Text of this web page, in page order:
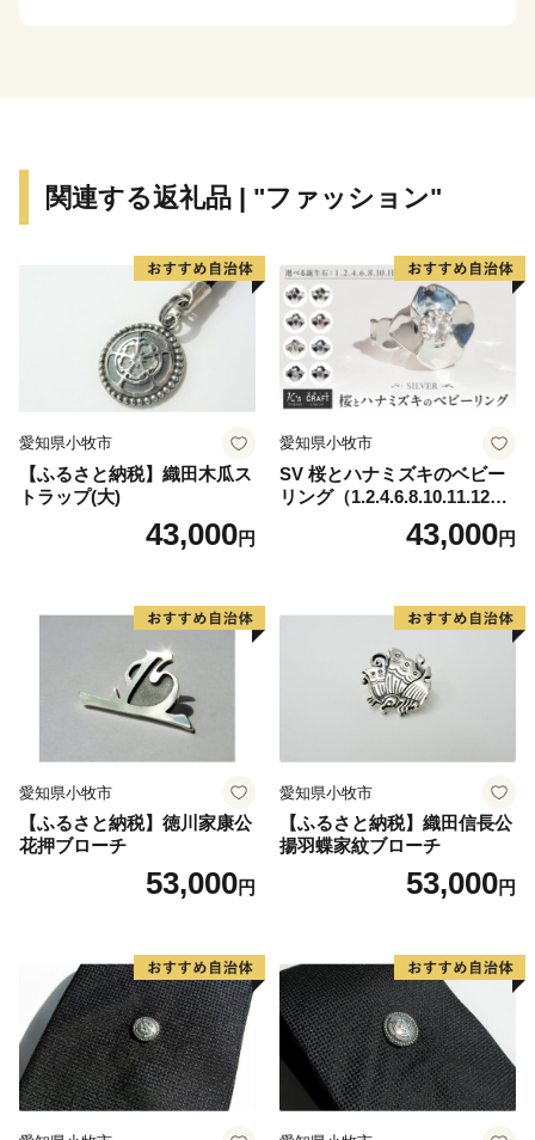
関連する返礼品 | "ファッション"
愛知県小牧市
【ふるさと納税】織田木瓜ス
トラップ(大)
43,000円
愛知県小牧市
SV 桜とハナミズキのベビー
リング（1.2.4.6.8.10.11.12
43,000円
愛知県小牧市
【ふるさと納税】徳川家康公
花押ブローチ
53,000円
愛知県小牧市
【ふるさと納税】織田信長公
揚羽蝶家紋ブローチ
53,000円